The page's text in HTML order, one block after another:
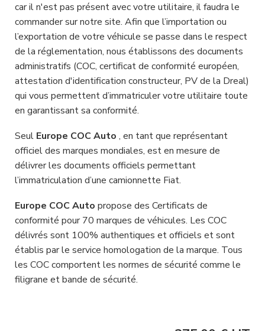
car il n'est pas présent avec votre utilitaire, il faudra le
commander sur notre site. Afin que l’importation ou
l’exportation de votre véhicule se passe dans le respect
de la réglementation, nous établissons des documents
administratifs (COC, certificat de conformité européen,
attestation d'identification constructeur, PV de la Dreal)
qui vous permettent d’immatriculer votre utilitaire toute
en garantissant sa conformité.
Seul Europe COC Auto , en tant que représentant
officiel des marques mondiales, est en mesure de
délivrer les documents officiels permettant
l’immatriculation d’une camionnette Fiat.
Europe COC Auto propose des Certificats de
conformité pour 70 marques de véhicules. Les COC
délivrés sont 100% authentiques et officiels et sont
établis par le service homologation de la marque. Tous
les COC comportent les normes de sécurité comme le
filigrane et bande de sécurité.